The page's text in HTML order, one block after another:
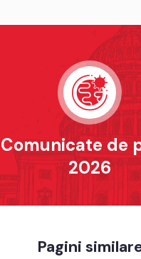
Comunicate de
2026
Pagini